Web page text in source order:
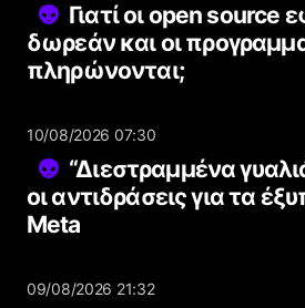
Γιατί οι open source
δωρεάν και οι
πληρώνονται;
10/08/2026 07:30
“Διεστραμμένα
οι αντιδράσεις για τα
Meta
09/08/2026 21:32